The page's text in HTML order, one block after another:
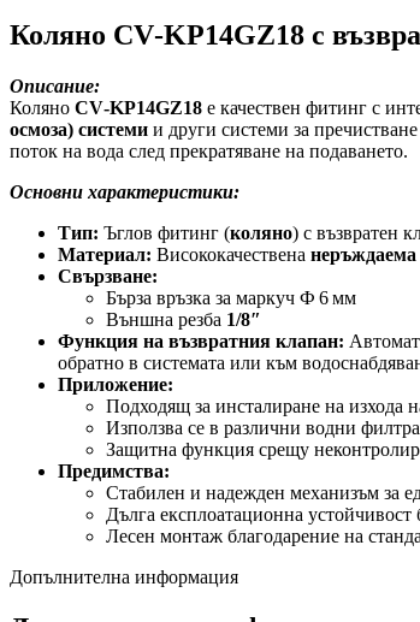
Коляно CV‑KP14GZ18 с
Описание:
Коляно CV‑KP14GZ18 е качествен фитинг с
осмоза) системи и други системи за
поток на вода след прекратяване на подаването.
Основни характеристики:
Тип: Ъглов фитинг (коляно) с възвратен
Материал: Висококачествена неръждаема
Свързване:
Бърза връзка за маркуч Ф 6 мм
Външна резба 1/8″
Функция на възвратния клапан:
обратно в системата или към
Приложение:
Подходящ за инсталиране на изхода
Използва се в различни водни
Защитна функция срещу
Предимства:
Стабилен и надежден механизъм за
Дълга експлоатационна
Лесен монтаж благодарение на
Допълнителна информация